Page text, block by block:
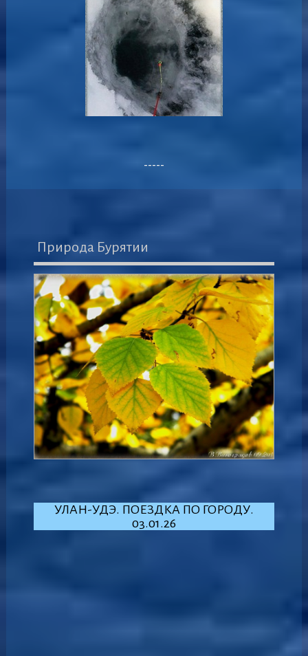
-----
Природа Бурятии
УЛАН-УДЭ. ПОЕЗДКА ПО ГОРОДУ.
03.01.26